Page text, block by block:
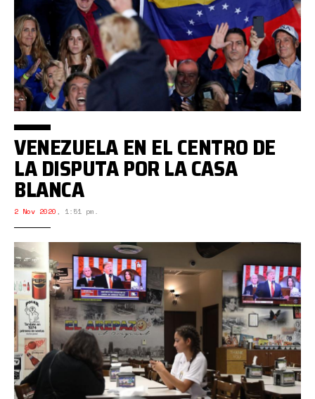
VENEZUELA EN EL CENTRO DE
LA DISPUTA POR LA CASA
BLANCA
2 Nov 2020 , 1:51 pm.